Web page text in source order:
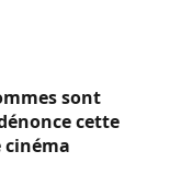
sont
cette
cinéma